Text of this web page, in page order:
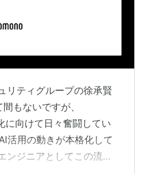
リティグループの徐承賢
もないですが、
に向けて日々奮闘してい
活用の動きが本格化して
ンジニアとしてこの流れ